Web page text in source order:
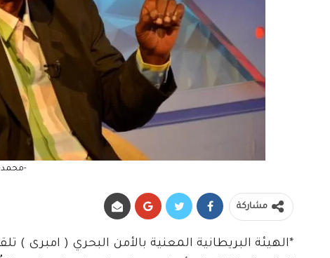
-
مشاركة
*الهيئة البريطانية المعنية بالأمن البحري (